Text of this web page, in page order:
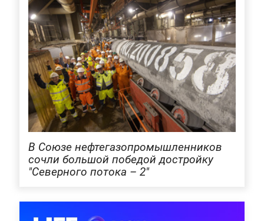
В Союзе нефтегазопромышленников
сочли большой победой достройку
"Северного потока – 2"